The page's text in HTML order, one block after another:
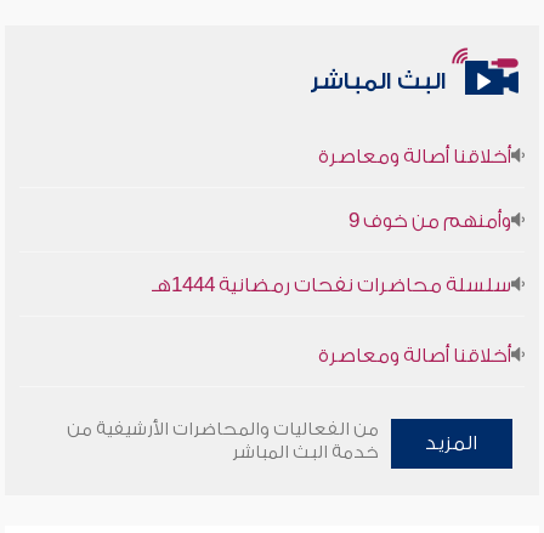
البث المباشر
سلسلة محاضرات نفحات رمضانية 1444هـ
المزيد
من الفعاليات والمحاضرات الأرشيفية من
خدمة البث المباشر